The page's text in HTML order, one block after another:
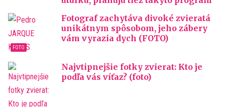
Fotograf zachytáva divoké zvieratá
unikátnym spôsobom, jeho zábery
vám vyrazia dych (FOTO)
Najvtipnejšie fotky zvierat: Kto je
podľa vás víťaz? (foto)